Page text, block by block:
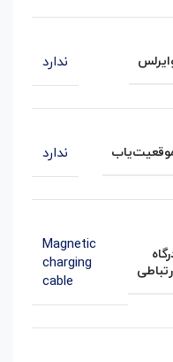
ندارد
ندارد
Magnetic
charging
cable